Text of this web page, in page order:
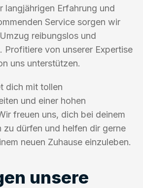
langjährigen Erfahrung und
Service sorgen wir
reibungslos und
Profitiere von unserer Expertise
uns unterstützen.
dich mit tollen
und einer hohen
freuen uns, dich bei deinem
zu dürfen und helfen dir gerne
neuen Zuhause einzuleben.
unsere